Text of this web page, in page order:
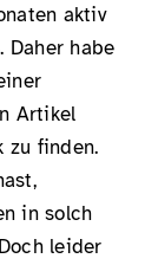
aktiv
Daher habe
Artikel
zu finden.
in solch
leider